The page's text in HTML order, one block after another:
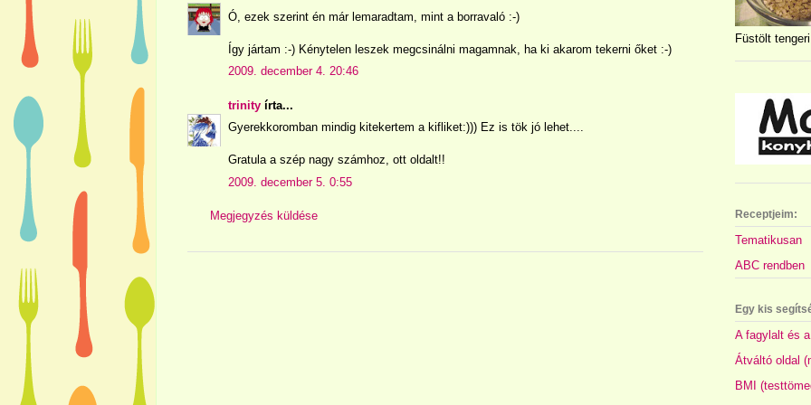
Ó, ezek szerint én már lemaradtam, mint a borravaló :-)
Így jártam :-) Kénytelen leszek megcsinálni magamnak, ha ki akarom tekerni őket :-)
2009. december 4. 20:46
trinity írta...
Gyerekkoromban mindig kitekertem a kifliket:))) Ez is tök jó lehet....
Gratula a szép nagy számhoz, ott oldalt!!
2009. december 5. 0:55
Megjegyzés küldése
Füstölt
Receptjeim:
Tematikusan
ABC rendben
Egy kis
A fagylalt és
Átváltó oldal
BMI